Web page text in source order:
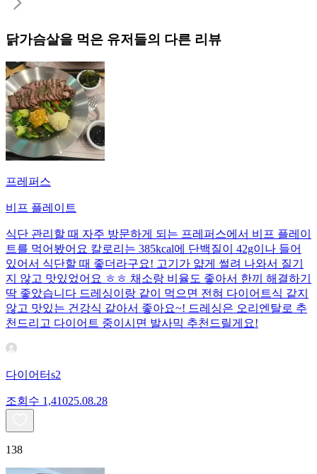
닭가슴살을 먹은 유저들의 다른 리뷰
프레퍼스
비프 플레이트
식단 관리할 때 자주 방문하게 되는 프레퍼스에서 비프 플레이
트를 먹어봤어요 칼로리는 385kcal에 단백질이 42g이나 들어
있어서 식단할 때 좋더라구요! 고기가 얇게 썰려 나와서 질기
지 않고 맛있었어요 ㅎㅎ 채소랑 비율도 좋아서 한끼 해결하기
딱 좋았습니다 드레싱이랑 같이 먹으면 전혀 다이어트식 같지
않고 맛있는 건강식 같아서 좋아요~! 드레싱은 오리엔탈로 추
천드리고 다이어트 중이시면 발사믹 추천드릴게요!
다이어터s2
조회수 1,41025.08.28
138